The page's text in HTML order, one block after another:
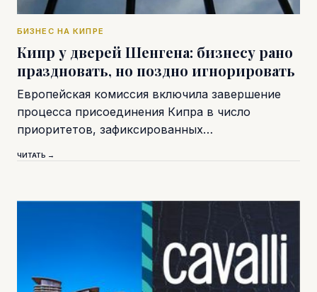
БИЗНЕС НА КИПРЕ
Кипр у дверей Шенгена: бизнесу рано
праздновать, но поздно игнорировать
Европейская комиссия включила завершение
процесса присоединения Кипра в число
приоритетов, зафиксированных…
ЧИТАТЬ →